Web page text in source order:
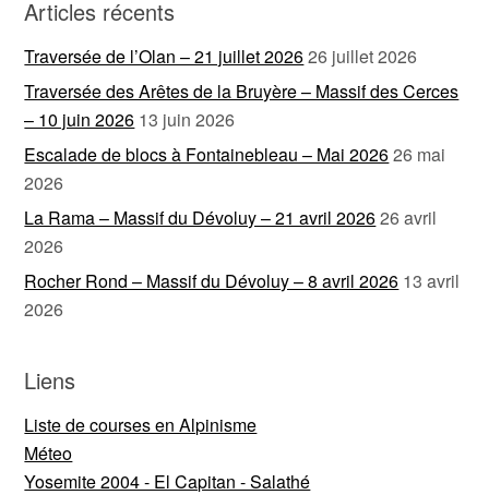
Articles récents
Traversée de l’Olan – 21 juillet 202626 juillet 2026
Traversée des Arêtes de la Bruyère – Massif des Cerces
– 10 juin 2026 13 juin 2026
Escalade de blocs à Fontainebleau – Mai 202626 mai
2026
La Rama – Massif du Dévoluy – 21 avril 202626 avril
2026
Rocher Rond – Massif du Dévoluy – 8 avril 2026 13 avril
2026
Liens
Liste de courses en Alpinisme
Méteo
Yosemite 2004 - El Capitan - Salathé